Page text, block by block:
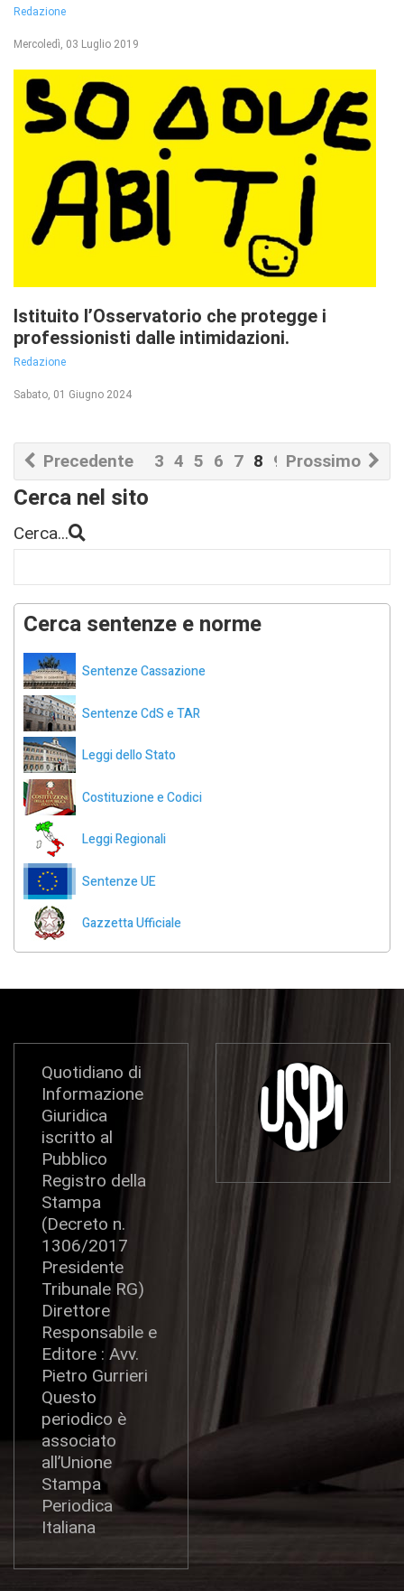
Redazione
Mercoledì, 03 Luglio 2019
Istituito l’Osservatorio che protegge i
professionisti dalle intimidazioni.
Redazione
Sabato, 01 Giugno 2024
Precedente Prossimo
3 4 5 6 7 8 9 10 11 12
Cerca nel sito
Cerca...
Cerca sentenze e norme
Sentenze Cassazione
Sentenze CdS e TAR
Leggi dello Stato
Costituzione e Codici
Leggi Regionali
Sentenze UE
Gazzetta Ufficiale
Quotidiano di
Informazione
Giuridica
iscritto al
Pubblico
Registro della
Stampa
(Decreto n.
1306/2017
Presidente
Tribunale RG)
Direttore
Responsabile e
Editore : Avv.
Pietro Gurrieri
Questo
periodico è
associato
all’Unione
Stampa
Periodica
Italiana